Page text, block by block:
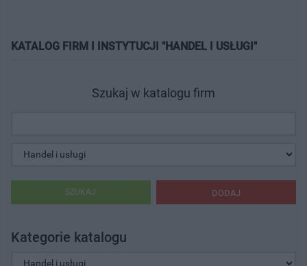
KATALOG FIRM I INSTYTUCJI "HANDEL I USŁUGI"
Szukaj w katalogu firm
DODAJ
SZUKAJ
Kategorie katalogu